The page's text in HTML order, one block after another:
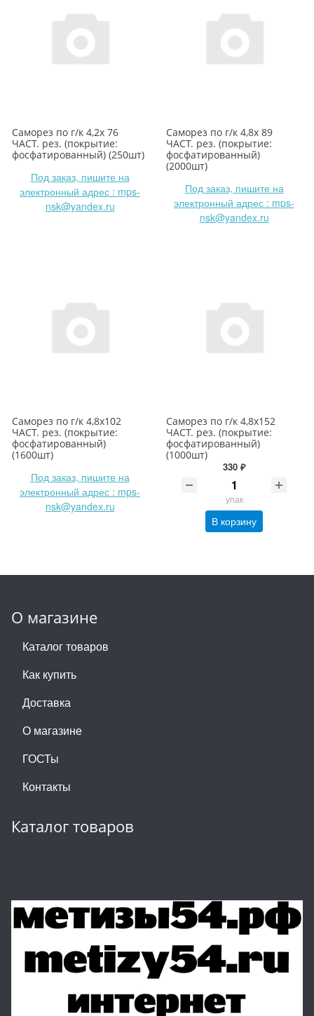
Саморез по г/к 4,2х 76
ЧАСТ. рез. (покрытие:
фосфатированный) (250шт)
Под заказ, пишите на
электронный адрес : mps-
nsk@yandex.ru
Саморез по г/к 4,8х 89
ЧАСТ. рез. (покрытие:
фосфатированный)
(2000шт)
Под заказ, пишите на
электронный адрес : mps-
nsk@yandex.ru
Саморез по г/к 4,8х102
ЧАСТ. рез. (покрытие:
фосфатированный)
(1600шт)
Под заказ, пишите на
электронный адрес : mps-
nsk@yandex.ru
Саморез по г/к 4,8х152
ЧАСТ. рез. (покрытие:
фосфатированный)
(1000шт)
330 ₽
упак
В корзину
О магазине
Каталог товаров
Как купить
Доставка
О магазине
ГОСТы
Контакты
Каталог товаров